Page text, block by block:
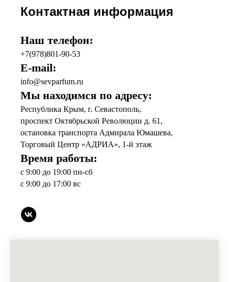
Контактная информация
Наш телефон:
+7(978)801-90-53
E-mail:
info@sevparfum.ru
Мы находимся по адресу:
Республика Крым, г. Севастополь,
проспект Октябрьской Революции д. 61,
остановка транспорта Адмирала Юмашева,
Торговый Центр «АДРИА», 1-й этаж
Время работы:
с 9:00 до 19:00 пн-сб
с 9:00 до 17:00 вс